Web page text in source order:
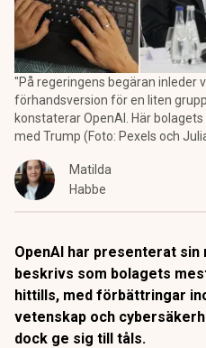
"På regeringens begäran inleder
förhandsversion för en liten
konstaterar OpenAI. Här
med Trump (Foto: Pexels och
Matilda
Habbe
OpenAI har presenterat sin
beskrivs som bolagets
hittills, med förbättringar
vetenskap och
dock ge sig till tåls.